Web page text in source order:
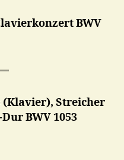
BWV
Streicher
BWV 1053